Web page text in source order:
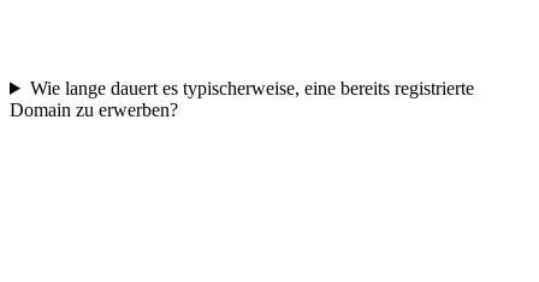
Wie lange dauert es typischerweise, eine bereits registrierte
Domain zu erwerben?